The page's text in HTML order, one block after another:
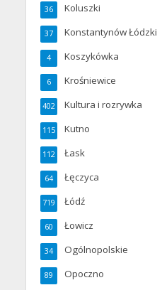
Koluszki
36
Konstantynów Łódzki
37
Koszykówka
4
Krośniewice
6
Kultura i rozrywka
402
Kutno
115
Łask
112
Łęczyca
64
Łódź
719
Łowicz
60
Ogólnopolskie
34
Opoczno
89